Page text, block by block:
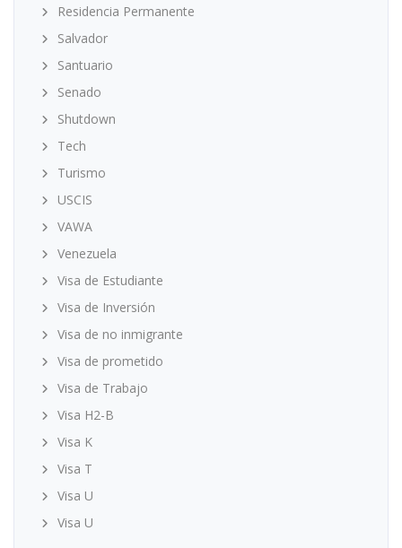
Residencia Permanente
Salvador
Santuario
Senado
Shutdown
Tech
Turismo
USCIS
VAWA
Venezuela
Visa de Estudiante
Visa de Inversión
Visa de no inmigrante
Visa de prometido
Visa de Trabajo
Visa H2-B
Visa K
Visa T
Visa U
Visa U